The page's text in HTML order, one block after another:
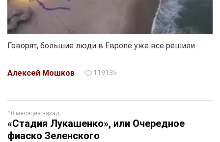
Говорят, большие люди в Европе уже все решили
Алексей Мошков 119135
10 месяцев назад
«Стадия Лукашенко», или Очередное
фиаско Зеленского